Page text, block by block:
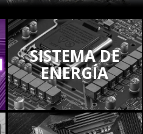
SISTEMA DE
ENERGÍA